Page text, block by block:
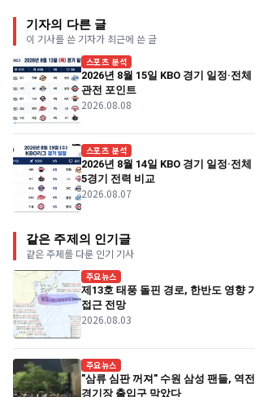
기자의 다른 글
이 기사를 쓴 기자가 최근에 쓴 글
스포츠 분석
2026년 8월 15일 KBO 경기 일정·전
관전 포인트
2026.08.08
스포츠 분석
2026년 8월 14일 KBO 경기 일정·전
5경기 전력 비교
2026.08.07
같은 주제의 인기글
같은 주제를 다룬 인기 기사
주요뉴스
제13호 태풍 돌핀 경로, 한반도 영향
접근 전망
2026.08.03
주요뉴스
"삼류 심판 꺼져" 수원 삼성 팬들, 역
경기장 출입구 막았다